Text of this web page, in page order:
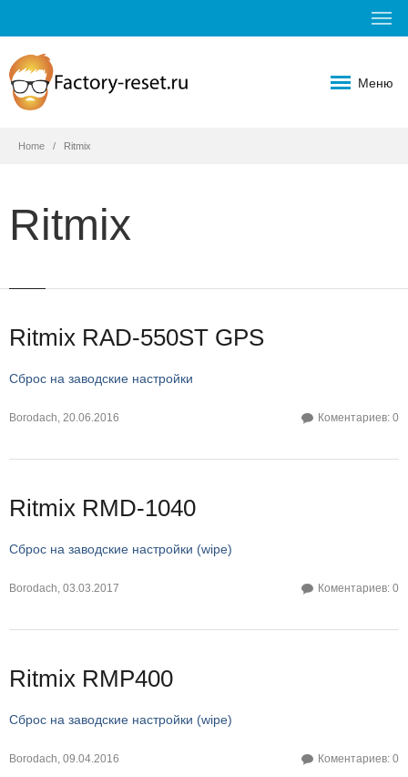
Меню
Home Ritmix
Ritmix
Ritmix RAD-550ST GPS
Сброс на заводские настройки
Borodach, 20.06.2016 Коментариев: 0
Ritmix RMD-1040
Сброс на заводские настройки (wipe)
Borodach, 03.03.2017 Коментариев: 0
Ritmix RMP400
Сброс на заводские настройки (wipe)
Borodach, 09.04.2016 Коментариев: 0